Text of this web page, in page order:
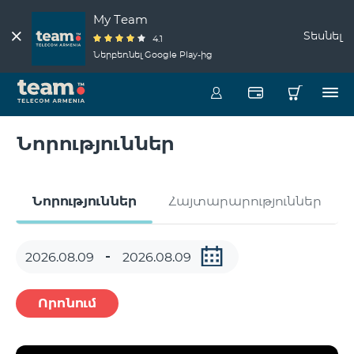
My Team
4.1
Ներբեռնել Google Play-ից
Տեսնել
Նորություններ
Նորություններ Հայտարարություններ
Որոնում